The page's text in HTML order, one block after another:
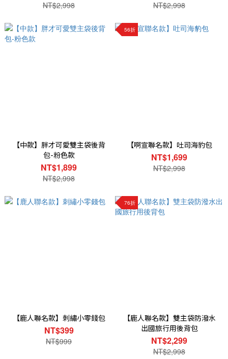
NT$2,998 NT$2,998
【中款】胖才可愛雙主袋後背
包-粉色款
NT$1,899
NT$2,998
56折
【啊宣聯名款】吐司海豹包
NT$1,699
NT$2,998
【鹿人聯名款】刺繡小零錢包
NT$399
NT$999
76折
【鹿人聯名款】雙主袋防潑水
出國旅行用後背包
NT$2,299
NT$2,998